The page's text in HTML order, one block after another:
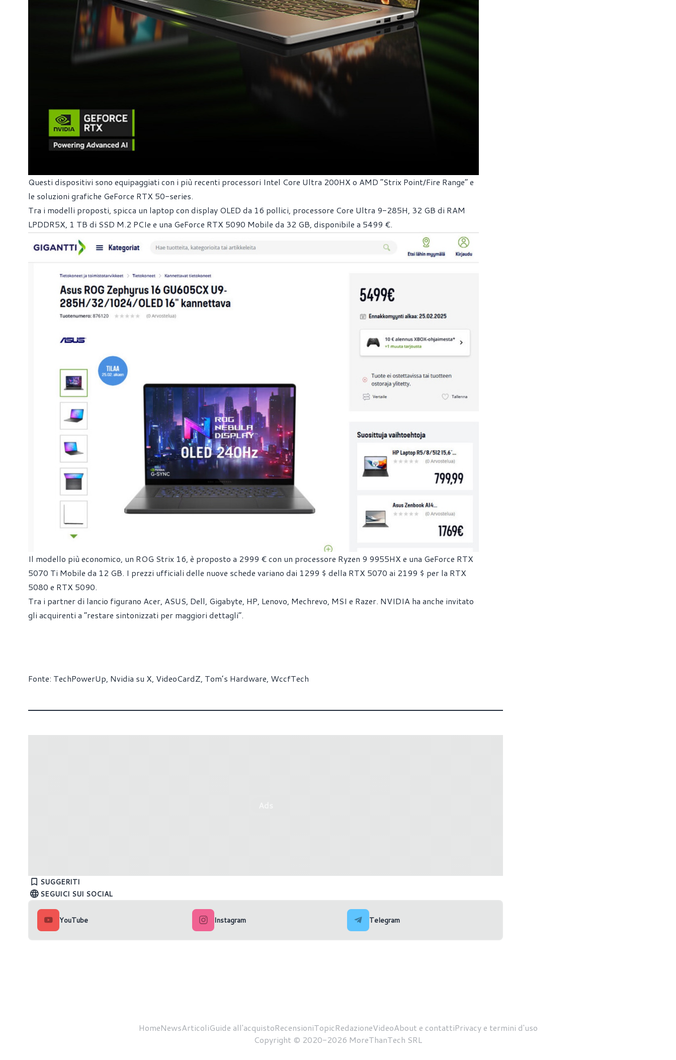
Questi dispositivi sono equipaggiati con i più recenti processori Intel Core Ultra 200HX o AMD “Strix Point/Fire Range” e
le soluzioni grafiche GeForce RTX 50-series.
Tra i modelli proposti, spicca un laptop con display OLED da 16 pollici, processore Core Ultra 9-285H, 32 GB di RAM
LPDDR5X, 1 TB di SSD M.2 PCIe e una GeForce RTX 5090 Mobile da 32 GB, disponibile a 5499 €.
Il modello più economico, un ROG Strix 16, è proposto a 2999 € con un processore Ryzen 9 9955HX e una GeForce RTX
5070 Ti Mobile da 12 GB. I prezzi ufficiali delle nuove schede variano dai 1299 $ della RTX 5070 ai 2199 $ per la RTX
5080 e RTX 5090.
Tra i partner di lancio figurano Acer, ASUS, Dell, Gigabyte, HP, Lenovo, Mechrevo, MSI e Razer. NVIDIA ha anche invitato
gli acquirenti a “restare sintonizzati per maggiori dettagli”.
Fonte: TechPowerUp, Nvidia su X, VideoCardZ, Tom’s Hardware, WccfTech
SUGGERITI
101.6559
benchmark
mostrano le performance su 3D Mark
SEGUICI SUI SOCIAL
YouTube Instagram Telegram
HomeNewsArticoliGuide all'acquistoRecensioniTopicRedazioneVideoAbout e contattiPrivacy e termini d'uso
Copyright © 2020-2026 MoreThanTech SRL